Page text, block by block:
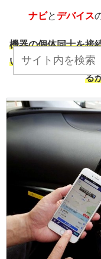
ナビとデバイス
機器の個体同士を接
いと反応しないので
る